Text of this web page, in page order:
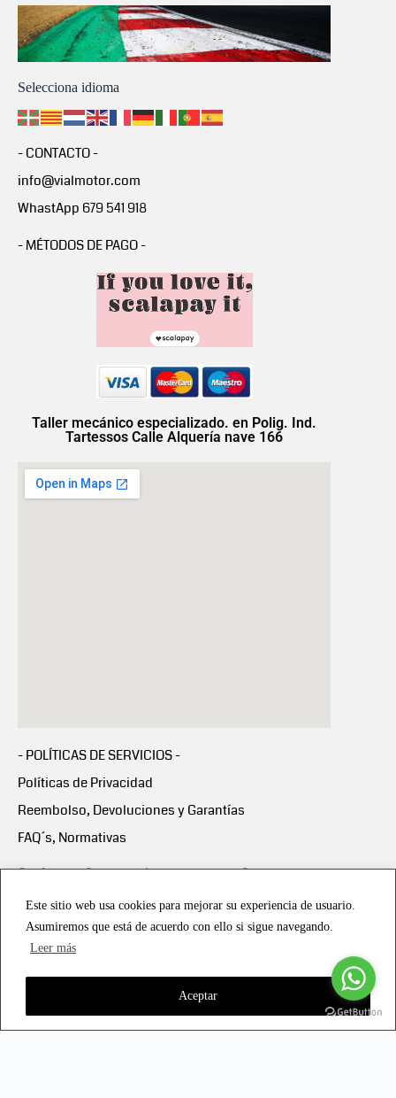
Este sitio web usa cookies para mejorar su experiencia de usuario.
Asumiremos que está de acuerdo con ello si sigue navegando.
Leer más
Aceptar
Selecciona idioma
- CONTACTO -
info@vialmotor.com
WhastApp 679 541 918
- MÉTODOS DE PAGO -
Taller mecánico especializado. en Polig. Ind.
Tartessos Calle Alquería nave 166
- POLÍTICAS DE SERVICIOS -
Políticas de Privacidad
Reembolso, Devoluciones y Garantías
FAQ´s, Normativas
Scalapay:Compra ahora y paga en 3 cuotas
Scalapay Política Privacidad
Copyright © 2021 all rights reserved - Vialmotor